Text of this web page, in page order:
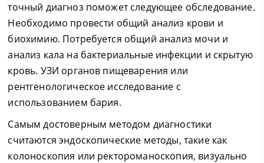
точный диагноз поможет следующее обследование.
Необходимо провести общий анализ крови и
биохимию. Потребуется общий анализ мочи и
анализ кала на бактериальные инфекции и скрытую
кровь. УЗИ органов пищеварения или
рентгенологическое исследование с
использованием бария.
Самым достоверным методом диагностики
считаются эндоскопические методы, такие как
колоноскопия или ректороманоскопия, визуально